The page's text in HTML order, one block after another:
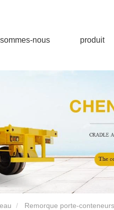
nous produit
Remorque porte-